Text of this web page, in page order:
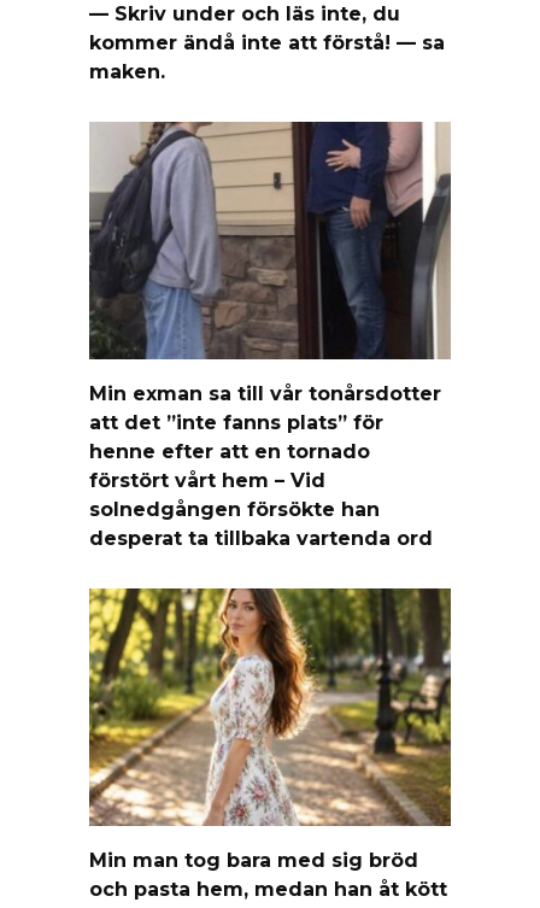
— Skriv under och läs inte, du
kommer ändå inte att förstå! — sa
maken.
Min exman sa till vår tonårsdotter
att det ”inte fanns plats” för
henne efter att en tornado
förstört vårt hem – Vid
solnedgången försökte han
desperat ta tillbaka vartenda ord
Min man tog bara med sig bröd
och pasta hem, medan han åt kött